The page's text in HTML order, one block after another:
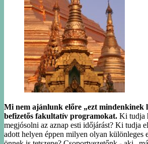
Mi nem ajánlunk előre „ezt mindenkinek
befizetős fakultatív programokat. Ki tudja
megjósolni az aznap esti időjárást? Ki tudja
adott helyen éppen milyen olyan különleges